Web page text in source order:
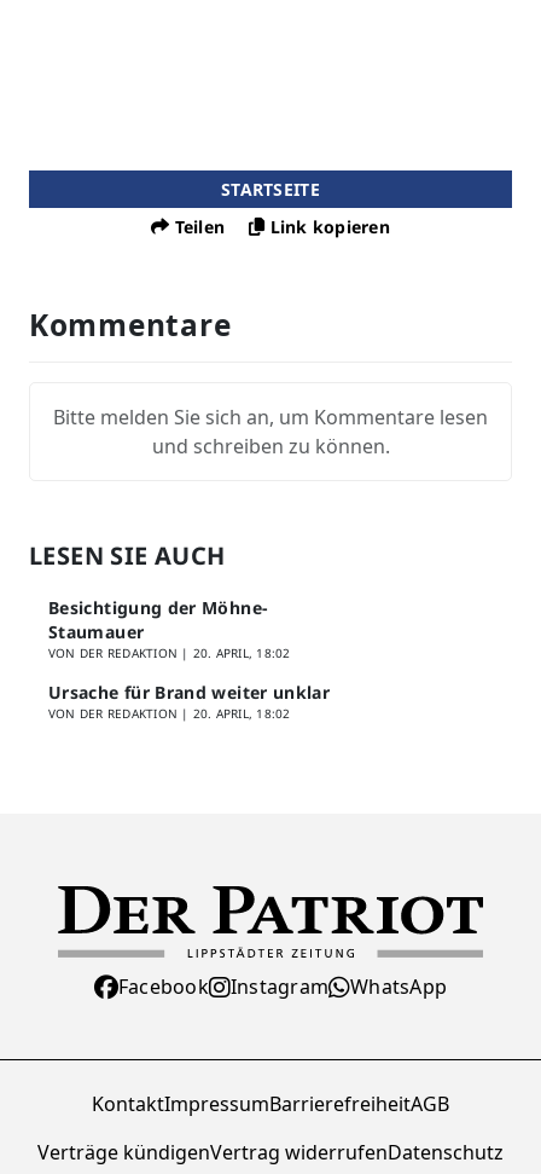
STARTSEITE
Teilen
Link kopieren
Kommentare
Bitte melden Sie sich an, um Kommentare lesen
und schreiben zu können.
LESEN SIE AUCH
Besichtigung der Möhne-
Staumauer
VON DER REDAKTION | 20. APRIL, 18:02
Ursache für Brand weiter unklar
VON DER REDAKTION | 20. APRIL, 18:02
Facebook Instagram WhatsApp
KontaktImpressumBarrierefreiheitAGB
Verträge kündigenVertrag widerrufenDatenschutz